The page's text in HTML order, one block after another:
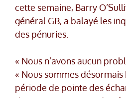
cette semaine, Barry
général GB, a balayé les
des pénuries.
« Nous n’avons aucun
« Nous sommes
période de pointe des